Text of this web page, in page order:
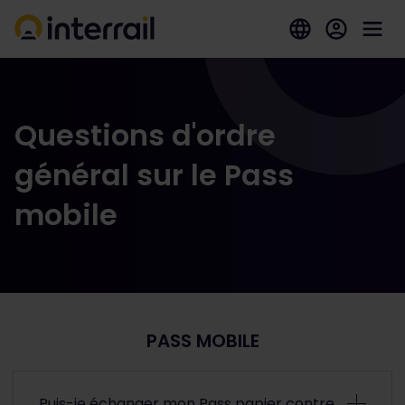
Questions d'ordre
général sur le Pass
mobile
PASS MOBILE